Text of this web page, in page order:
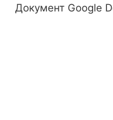
Документ Google